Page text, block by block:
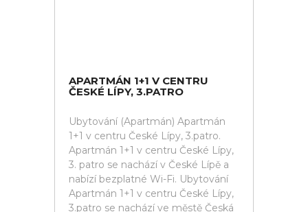
APARTMÁN 1+1 V CENTRU
ČESKÉ LÍPY, 3.PATRO
Ubytování (Apartmán) Apartmán
1+1 v centru České Lípy, 3.patro.
Apartmán 1+1 v centru České Lípy,
3. patro se nachází v České Lípě a
nabízí bezplatné Wi-Fi. Ubytování
Apartmán 1+1 v centru České Lípy,
3.patro se nachází ve městě Česká